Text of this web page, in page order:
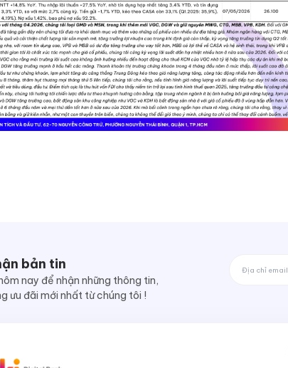
bản tin
nay để nhận những thông tin,
ưu đãi mới nhất từ chúng tôi !